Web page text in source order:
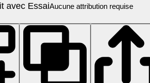
avec EssaiAucune attribution requise